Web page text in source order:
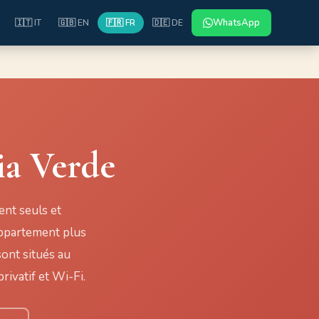
🇮🇹 IT 🇬🇧 EN 🇫🇷 FR 🇩🇪 DE WhatsApp
Verde
seuls et
plus
situés au
et Wi-Fi.